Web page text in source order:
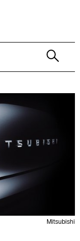
Mitsubishi